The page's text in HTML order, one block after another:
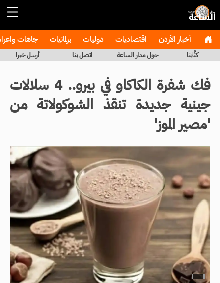
أخبار الأردن اقتصاديات دوليات برلمانيات جاهات
كتَّابنا حول مدار الساعة اتصل بنا أرسل خبرا
فك شفرة الكاكاو في بيرو.. 4 سلالات
جينية جديدة تنقذ الشوكولاتة من
'مصير الموز'